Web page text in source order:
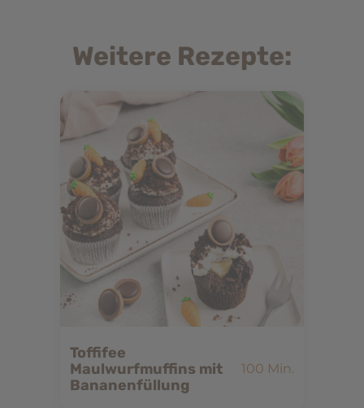
Weitere Rezepte:
Toffifee
Maulwurfmuffins mit
Bananenfüllung
100 Min.